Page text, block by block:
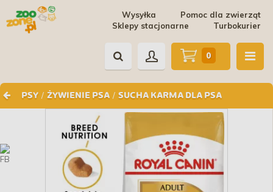
Pomoc dla zwierząt
Wysyłka
Turbokurier
Sklepy stacjonarne
PSY / ŻYWIENIE PSA / SUCHA KARMA DLA PSA
0